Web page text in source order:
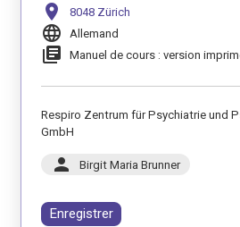
location_on 8048 Zürich
language Allemand
library_books Manuel de cours : version
Respiro Zentrum für Psychiatrie und
GmbH
person Birgit Maria Brunner
Enregistrer